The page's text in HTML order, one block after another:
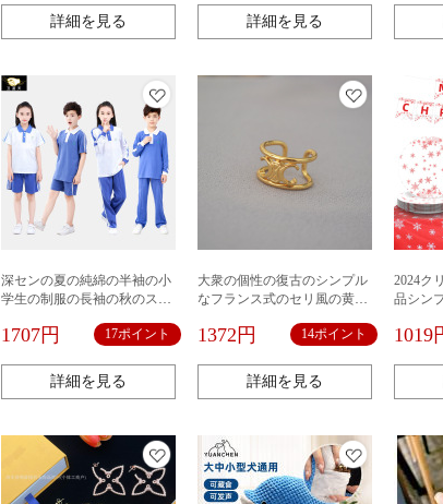
トトップス詳細を見る 詳細を見る
深センの夏の純綿の半袖の小
学生の制服の長袖の秋のスー
短いスカートの制服
1707円 17ポイント
詳細を見る
大衆の個性の復古のシンプル
なフランス式のセリ風の黄銅
開口の指輪の指の指輪
1372円 14ポイント
詳細を見る
2024ク
品シン
1019